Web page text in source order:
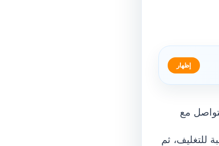
إظهار
مع
للتغليف، ثم